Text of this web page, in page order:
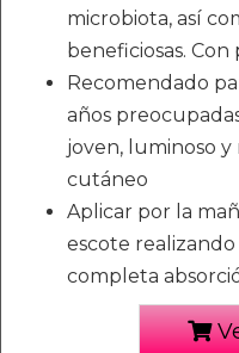
microbiota, así
beneficiosas.
Recomendado
años
joven, luminoso
cutáneo
Aplicar por la
escote
completa